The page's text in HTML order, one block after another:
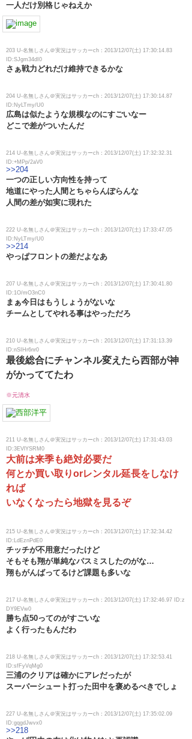
一人だけ別格じゃねえか
203 U-名無しさん＠実況はサッカーch：2013/12/07(土) 17:30:14.83
ID:SJgm34dI0
さぁ戦力どれだけ維持できるかな
204 U-名無しさん＠実況はサッカーch：2013/12/07(土) 17:30:14.87
ID:NyLTmy/U0
広島は似たような規模なのにすごいなー
どこで差がついたんだ
214 U-名無しさん＠実況はサッカーch：2013/12/07(土) 17:32:32.31
ID:+MPp/2aV0
>>204
一つの正しい方向性を持って
地道にやった人間とちゃらんぽらんな
人間の差が如実に現れた
222 U-名無しさん＠実況はサッカーch：2013/12/07(土) 17:33:47.05
ID:NyLTmy/U0
>>214
やっぱフロントの差だよなあ
207 U-名無しさん＠実況はサッカーch：2013/12/07(土) 17:30:41.80
ID:1O/mO3nC0
まぁ今日はもうしょうがないな
チームとしてやれる事はやっただろ
210 U-名無しさん＠実況はサッカーch：2013/12/07(土) 17:31:13.39
ID:nSIHr6nr0
最後総合にチャンネル変えたら西部が神
がかっててたわ
※元清水
211 U-名無しさん＠実況はサッカーch：2013/12/07(土) 17:31:43.03
ID:3EVlYSRM0
大前は来季も絶対必要だ
何とか買い取りorレンタル延長をしなけ
れば
いなくなったら地獄を見るぞ
215 U-名無しさん＠実況はサッカーch：2013/12/07(土) 17:32:34.42
ID:LdEznPdE0
チッチが不用意だったけど
そもそも翔が単純なパスミスしたのがな…
翔もがんばってるけど課題も多いな
217 U-名無しさん＠実況はサッカーch：2013/12/07(土) 17:32:46.97 ID:z
DY9EVw0
勝ち点50ってのがすごいな
よく行ったもんだわ
218 U-名無しさん＠実況はサッカーch：2013/12/07(土) 17:32:53.41
ID:sfFyVqMg0
三浦のクリアは確かにアレだったが
スーパーシュート打った田中を褒めるべきでしょ
227 U-名無しさん＠実況はサッカーch：2013/12/07(土) 17:35:02.09
ID:gqgdJwvx0
>>218